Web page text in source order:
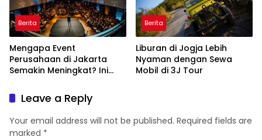
Berita
Mengapa Event
Perusahaan di Jakarta
Semakin Meningkat? Ini
Berita
Liburan di Jogja Lebih
Nyaman dengan Sewa
Mobil di 3J Tour
Leave a Reply
Your email address will not be published. Required fields are
marked *